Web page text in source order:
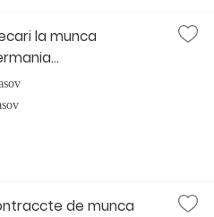
la munca
de munca